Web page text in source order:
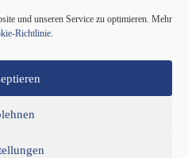
und unseren Service zu optimieren. Mehr
Richtlinie.
#Impfung
Cookie-Richtlinie (EU)